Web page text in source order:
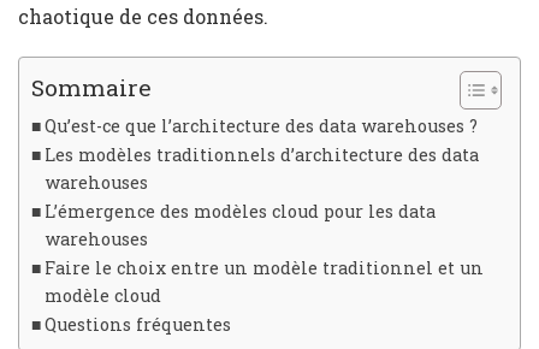
chaotique de ces données.
Sommaire
Qu’est-ce que l’architecture des data warehouses ?
Les modèles traditionnels d’architecture des data
warehouses
L’émergence des modèles cloud pour les data
warehouses
Faire le choix entre un modèle traditionnel et un
modèle cloud
Questions fréquentes